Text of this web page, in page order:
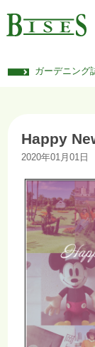
ガーデニング
Happy
2020年01月01日